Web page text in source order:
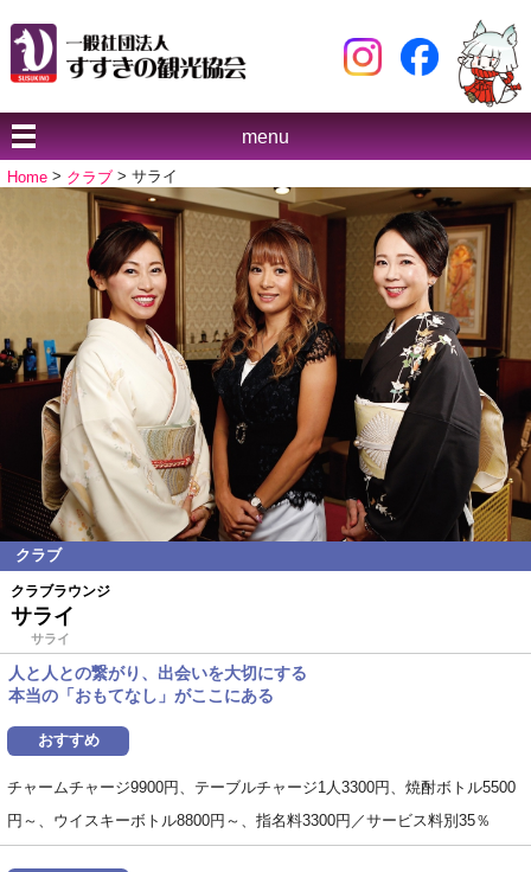
menu
Home > クラブ > サライ
クラブ
クラブラウンジ
サライ
サライ
人と人との繋がり、出会いを大切にする
本当の「おもてなし」がここにある
おすすめ
チャームチャージ9900円、テーブルチャージ1人3300円、焼酎ボトル5500
円～、ウイスキーボトル8800円～、指名料3300円／サービス料別35％